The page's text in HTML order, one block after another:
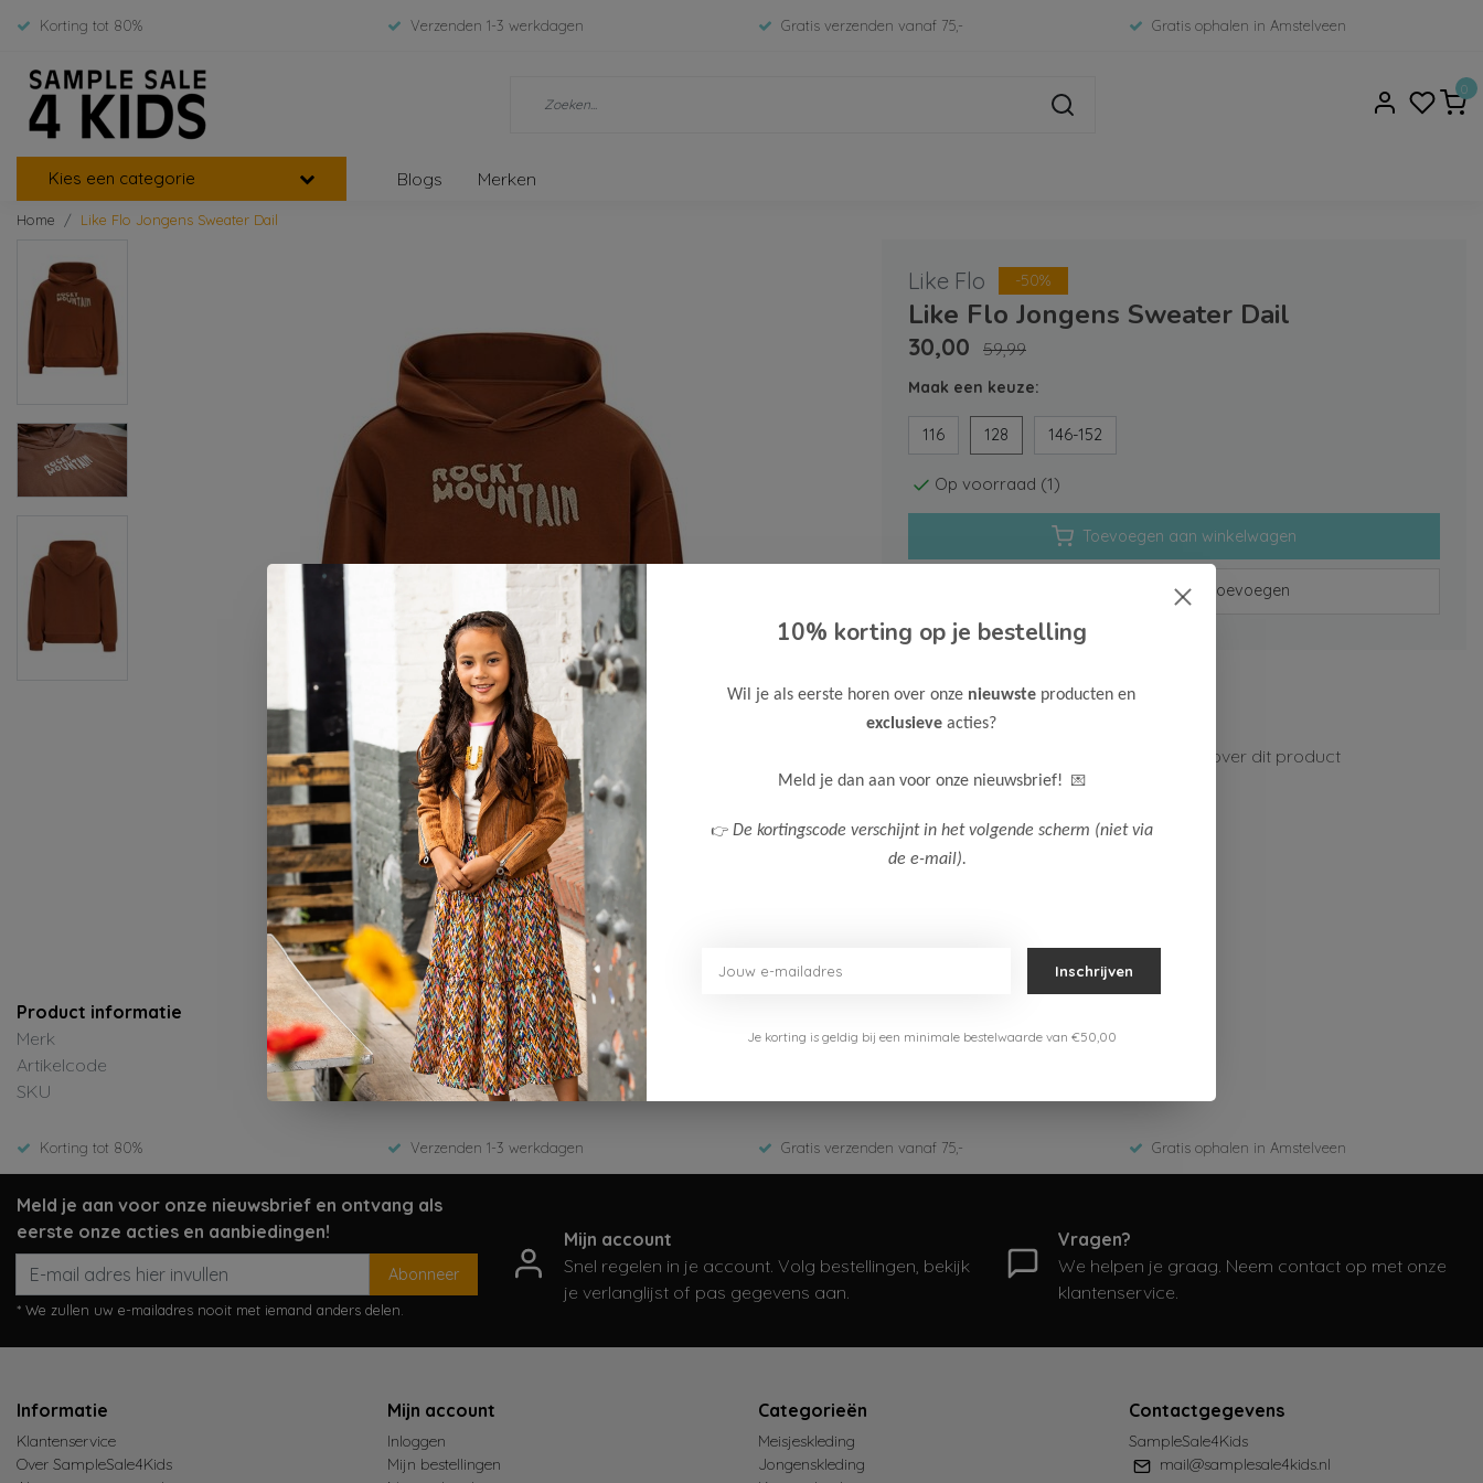
Korting tot 80% Verzenden 1-3 werkdagen Gratis verzenden vanaf 75,- Gratis ophalen in Amstelveen
0
Kies een categorie Blogs Merken
Home Like Flo Jongens Sweater Dail
Like Flo -50%
Like Flo Jongens Sweater Dail
30,00 59,99
Maak een keuze:
116 128 146-152
Op voorraad (1)
Toevoegen aan winkelwagen
Aan verlanglijst toevoegen
Gratis verzenden vanaf 75,-
Verzenden 1-3 werkdagen
Neem contact op over dit product
Product informatie
Merk
Like Flo
Artikelcode
F508-6303-454-Cinnamon
SKU
Winter 2025
Korting tot 80% Verzenden 1-3 werkdagen Gratis verzenden vanaf 75,- Gratis ophalen in Amstelveen
Meld je aan voor onze nieuwsbrief en ontvang als
eerste onze acties en aanbiedingen!
Abonneer
* We zullen uw e-mailadres nooit met iemand anders delen.
Mijn account
Snel regelen in je account. Volg bestellingen, bekijk
je verlanglijst of pas gegevens aan.
Vragen?
We helpen je graag. Neem contact op met onze
klantenservice.
Informatie
Klantenservice
Over SampleSale4Kids
Mijn account
Inloggen
Mijn bestellingen
Categorieën
Meisjeskleding
Jongenskleding
Contactgegevens
SampleSale4Kids
mail@samplesale4kids.nl
10% korting op je bestelling
Wil je als eerste horen over onze nieuwste producten en
exclusieve acties?
Meld je dan aan voor onze nieuwsbrief! 💌
👉 De kortingscode verschijnt in het volgende scherm (niet via
de e-mail).
Inschrijven
Je korting is geldig bij een minimale bestelwaarde van €50,00